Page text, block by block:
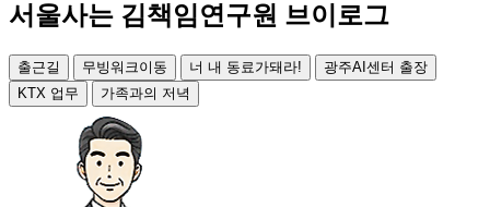
서울사는 김책임연구원 브이로그
출근길 무빙워크이동 너 내 동료가돼라!
광주AI센터 출장
KTX 업무
가족과의 저녁